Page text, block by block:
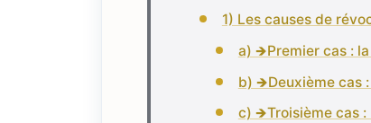
1) Les causes de
a) 🡺Premier cas :
b) 🡺Deuxième cas
c) 🡺Troisième cas :